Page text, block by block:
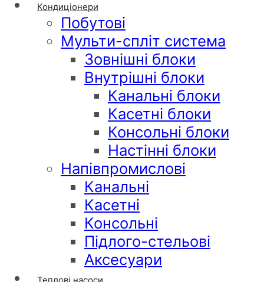
Кондиціонери
Побутові
Мульти-спліт система
Зовнішні блоки
Внутрішні блоки
Канальні блоки
Касетні блоки
Консольні блоки
Настінні блоки
Напівпромислові
Канальні
Касетні
Консольні
Підлого-стельові
Аксесуари
Теплові насоси